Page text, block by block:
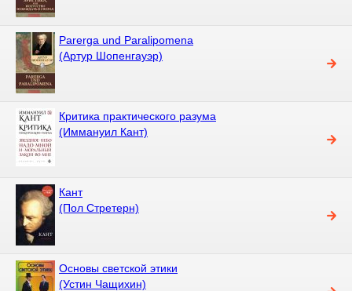
Parerga und Paralipomena
(Артур Шопенгауэр)
Критика практического разума
(Иммануил Кант)
Кант
(Пол Стретерн)
Основы светской этики
(Устин Чащихин)